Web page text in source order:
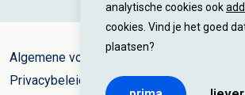
analytische cookies ook
cookies. Vind je het goed
plaatsen?
Algemene voorwaarden
Privacybeleid